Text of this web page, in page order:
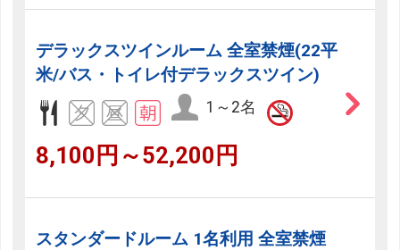
デラックスツインルーム 全室禁煙(22平
米/バス・トイレ付デラックスツイン)
1～2名
8,100円～52,200円
スタンダードルーム 1名利用 全室禁煙